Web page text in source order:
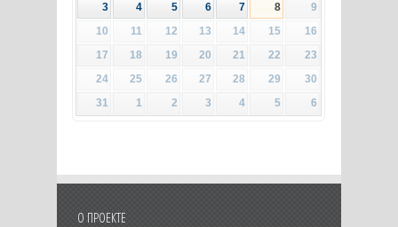
3
4 5 6 7 8
9
10
11 12 13 14 15
16
17
18 19 20 21 22
23
24
25 26 27 28 29
30
31
1 2 3 4 5 6
О ПРОЕКТЕ